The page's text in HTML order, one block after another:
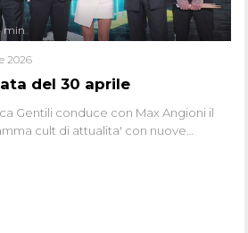
del 30 aprile
min
2026
Gentili conduce con Max Angioni il
cult di attualita' con nuove